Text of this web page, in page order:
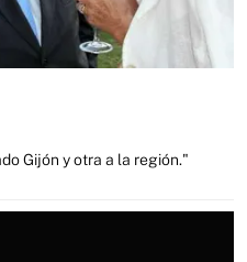
Gijón y otra a la región."